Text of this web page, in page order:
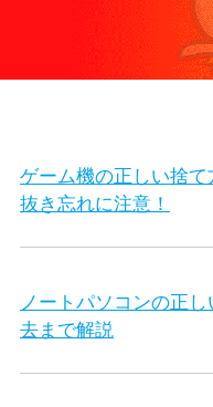
ゲーム機の正しい捨
抜き忘れに注意！
ノートパソコンの正
去まで解説